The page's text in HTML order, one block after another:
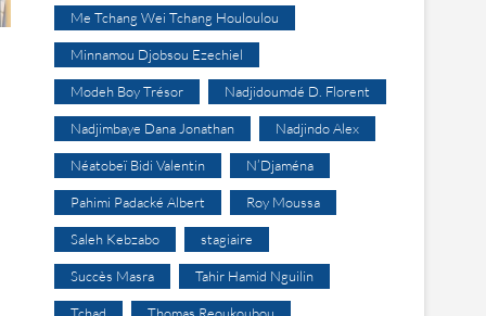
Me Tchang Wei Tchang Houloulou
Minnamou Djobsou Ezechiel
Modeh Boy Trésor Nadjidoumdé D. Florent
Nadjimbaye Dana Jonathan Nadjindo Alex
Néatobeï Bidi Valentin N’Djaména
Pahimi Padacké Albert Roy Moussa
Saleh Kebzabo stagiaire
Succès Masra Tahir Hamid Nguilin